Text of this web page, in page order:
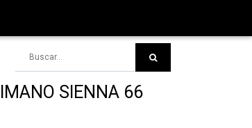
SIENNA 66